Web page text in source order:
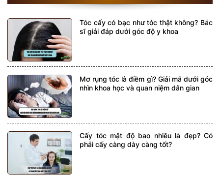
Tóc cấy có bạc như tóc thật không? Bác
sĩ giải đáp dưới góc độ y khoa
Mơ rụng tóc là điềm gì? Giải mã dưới góc
nhìn khoa học và quan niệm dân gian
Cấy tóc mật độ bao nhiêu là đẹp? Có
phải cấy càng dày càng tốt?